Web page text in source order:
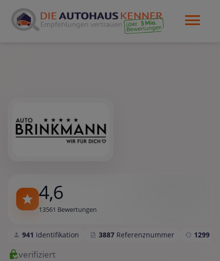
4,6
13561 Bewertungen
941 Identifikation 3887 Referenznummer 1299
verifiziert